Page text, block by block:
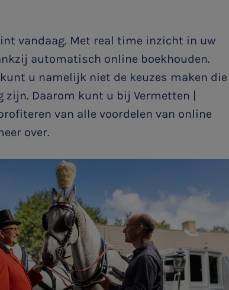
Bekijk alle diensten
vandaag. Met real time inzicht in uw
automatisch online boekhouden.
u namelijk niet de keuzes maken die
zijn. Daarom kunt u bij Vermetten |
van alle voordelen van online
over.